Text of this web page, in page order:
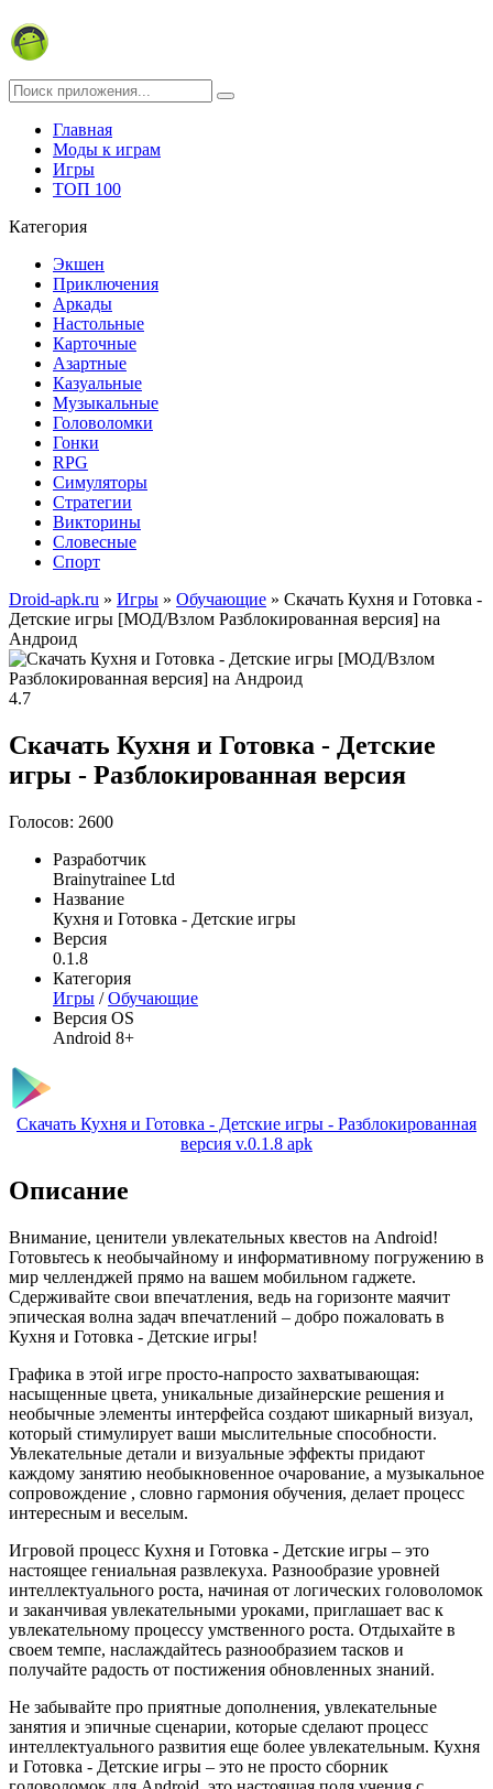
Главная
Моды к играм
Игры
ТОП 100
Категория
Экшен
Приключения
Аркады
Настольные
Карточные
Азартные
Казуальные
Музыкальные
Головоломки
Гонки
RPG
Симуляторы
Стратегии
Викторины
Словесные
Спорт
Droid-apk.ru » Игры » Обучающие » Скачать Кухня и Готовка -
Детские игры [МОД/Взлом Разблокированная версия] на
Андроид
4.7
Скачать Кухня и Готовка - Детские
игры - Разблокированная версия
Голосов: 2600
Разработчик
Brainytrainee Ltd
Название
Кухня и Готовка - Детские игры
Версия
0.1.8
Категория
Игры /Обучающие
Версия OS
Android 8+
Скачать Кухня и Готовка - Детские игры - Разблокированная
версия v.0.1.8 apk
Описание
Внимание, ценители увлекательных квестов на Android!
Готовьтесь к необычайному и информативному погружению в
мир челленджей прямо на вашем мобильном гаджете.
Сдерживайте свои впечатления, ведь на горизонте маячит
эпическая волна задач впечатлений – добро пожаловать в
Кухня и Готовка - Детские игры!
Графика в этой игре просто-напросто захватывающая:
насыщенные цвета, уникальные дизайнерские решения и
необычные элементы интерфейса создают шикарный визуал,
который стимулирует ваши мыслительные способности.
Увлекательные детали и визуальные эффекты придают
каждому занятию необыкновенное очарование, а музыкальное
сопровождение , словно гармония обучения, делает процесс
интересным и веселым.
Игровой процесс Кухня и Готовка - Детские игры – это
настоящее гениальная развлекуха. Разнообразие уровней
интеллектуального роста, начиная от логических головоломок
и заканчивая увлекательными уроками, приглашает вас к
увлекательному процессу умственного роста. Отдыхайте в
своем темпе, наслаждайтесь разнообразием тасков и
получайте радость от постижения обновленных знаний.
Не забывайте про приятные дополнения, увлекательные
занятия и эпичные сценарии, которые сделают процесс
интеллектуального развития еще более увлекательным. Кухня
и Готовка - Детские игры – это не просто сборник